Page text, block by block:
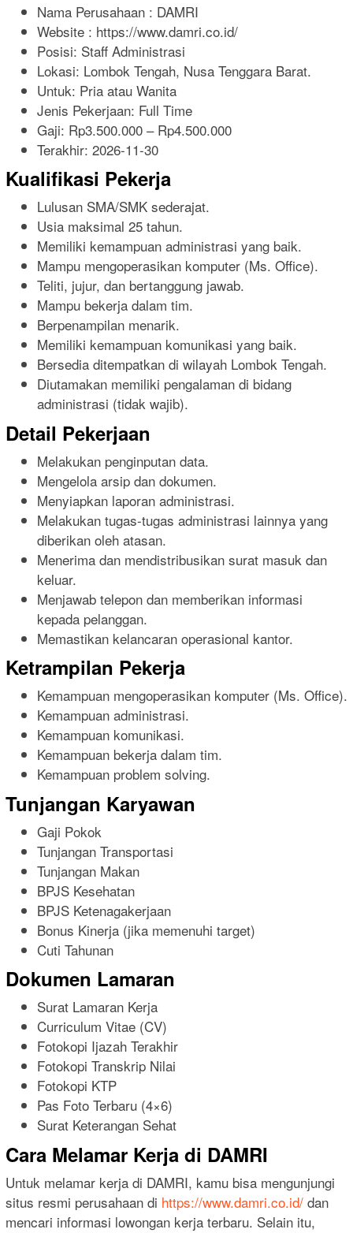
Nama Perusahaan : DAMRI
Website : https://www.damri.co.id/
Posisi: Staff Administrasi
Lokasi: Lombok Tengah, Nusa Tenggara Barat.
Untuk: Pria atau Wanita
Jenis Pekerjaan: Full Time
Gaji: Rp3.500.000 – Rp4.500.000
Terakhir: 2026-11-30
Kualifikasi Pekerja
Lulusan SMA/SMK sederajat.
Usia maksimal 25 tahun.
Memiliki kemampuan administrasi yang baik.
Mampu mengoperasikan komputer (Ms. Office).
Teliti, jujur, dan bertanggung jawab.
Mampu bekerja dalam tim.
Berpenampilan menarik.
Memiliki kemampuan komunikasi yang baik.
Bersedia ditempatkan di wilayah Lombok Tengah.
Diutamakan memiliki pengalaman di bidang
administrasi (tidak wajib).
Detail Pekerjaan
Melakukan penginputan data.
Mengelola arsip dan dokumen.
Menyiapkan laporan administrasi.
Melakukan tugas-tugas administrasi lainnya yang
diberikan oleh atasan.
Menerima dan mendistribusikan surat masuk dan
keluar.
Menjawab telepon dan memberikan informasi
kepada pelanggan.
Memastikan kelancaran operasional kantor.
Ketrampilan Pekerja
Kemampuan mengoperasikan komputer (Ms. Office).
Kemampuan administrasi.
Kemampuan komunikasi.
Kemampuan bekerja dalam tim.
Kemampuan problem solving.
Tunjangan Karyawan
Gaji Pokok
Tunjangan Transportasi
Tunjangan Makan
BPJS Kesehatan
BPJS Ketenagakerjaan
Bonus Kinerja (jika memenuhi target)
Cuti Tahunan
Dokumen Lamaran
Surat Lamaran Kerja
Curriculum Vitae (CV)
Fotokopi Ijazah Terakhir
Fotokopi Transkrip Nilai
Fotokopi KTP
Pas Foto Terbaru (4×6)
Surat Keterangan Sehat
Cara Melamar Kerja di DAMRI
Untuk melamar kerja di DAMRI, kamu bisa mengunjungi
situs resmi perusahaan di https://www.damri.co.id/ dan
mencari informasi lowongan kerja terbaru. Selain itu,